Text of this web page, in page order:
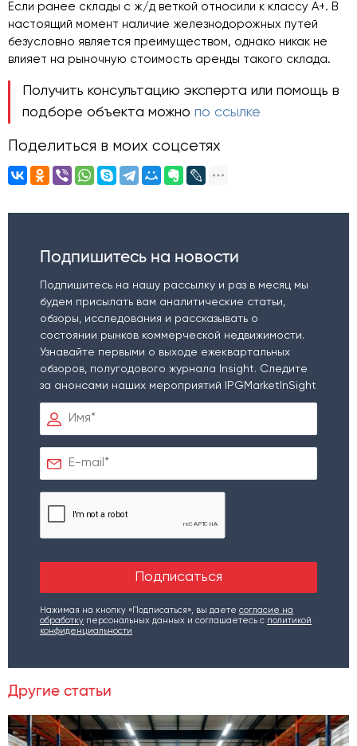
Если ранее склады с ж/д веткой относили к классу А+. В
настоящий момент наличие железнодорожных путей
безусловно является преимуществом, однако никак не
влияет на рыночную стоимость аренды такого склада.
Получить консультацию эксперта или помощь в
подборе объекта можно по ссылке
Поделиться в моих соцсетях
Подпишитесь на новости
Подпишитесь на нашу рассылку и раз в месяц мы
будем присылать вам аналитические статьи,
обзоры, исследования и рассказывать о
состоянии рынков коммерческой недвижимости.
Узнавайте первыми о выходе ежеквартальных
обзоров, полугодового журнала Insight. Следите
за анонсами наших мероприятий IPGMarketInSight
Нажимая на кнопку «Подписаться», вы даете согласие на
обработку персональных данных и соглашаетесь c политикой
конфиденциальности
Другие статьи